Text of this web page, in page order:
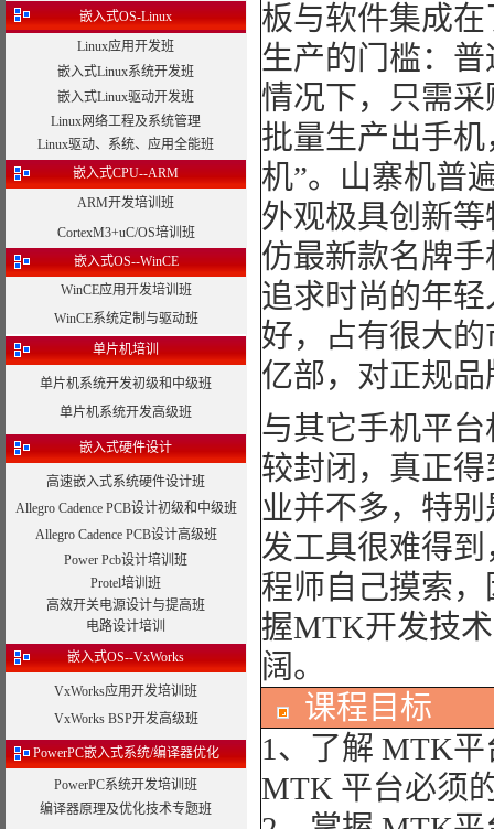
嵌入式OS-Linux
Linux应用开发班
嵌入式Linux系统开发班
嵌入式Linux驱动开发班
Linux网络工程及系统管理
Linux驱动、系统、应用全能班
嵌入式CPU--ARM
ARM开发培训班
CortexM3+uC/OS培训班
嵌入式OS--WinCE
WinCE应用开发培训班
WinCE系统定制与驱动班
单片机培训
单片机系统开发初级和中级班
单片机系统开发高级班
嵌入式硬件设计
高速嵌入式系统硬件设计班
Allegro Cadence PCB设计初级和中级班
Allegro Cadence PCB设计高级班
Power Pcb设计培训班
Protel培训班
高效开关电源设计与提高班
电路设计培训
嵌入式OS--VxWorks
VxWorks应用开发培训班
VxWorks BSP开发高级班
PowerPC嵌入式系统/编译器优化
PowerPC系统开发培训班
编译器原理及优化技术专题班
板与软件集成
生产的门槛：
情况下，只需
批量生产出手
机”。山寨机普
外观极具创新
仿最新款名牌
追求时尚的年
好，占有很大
亿部，对正规
与其它手机平
较封闭，真正
业并不多，特
发工具很难得
程师自己摸索
握MTK开发技
阔。
课程目标
1、了解 MTK
MTK 平台必须